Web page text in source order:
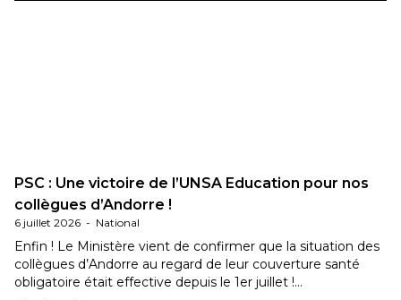
PSC : Une victoire de l’UNSA Education pour nos
collègues d’Andorre !
6 juillet 2026 - National
Enfin ! Le Ministère vient de confirmer que la situation des
collègues d’Andorre au regard de leur couverture santé
obligatoire était effective depuis le 1er juillet !…